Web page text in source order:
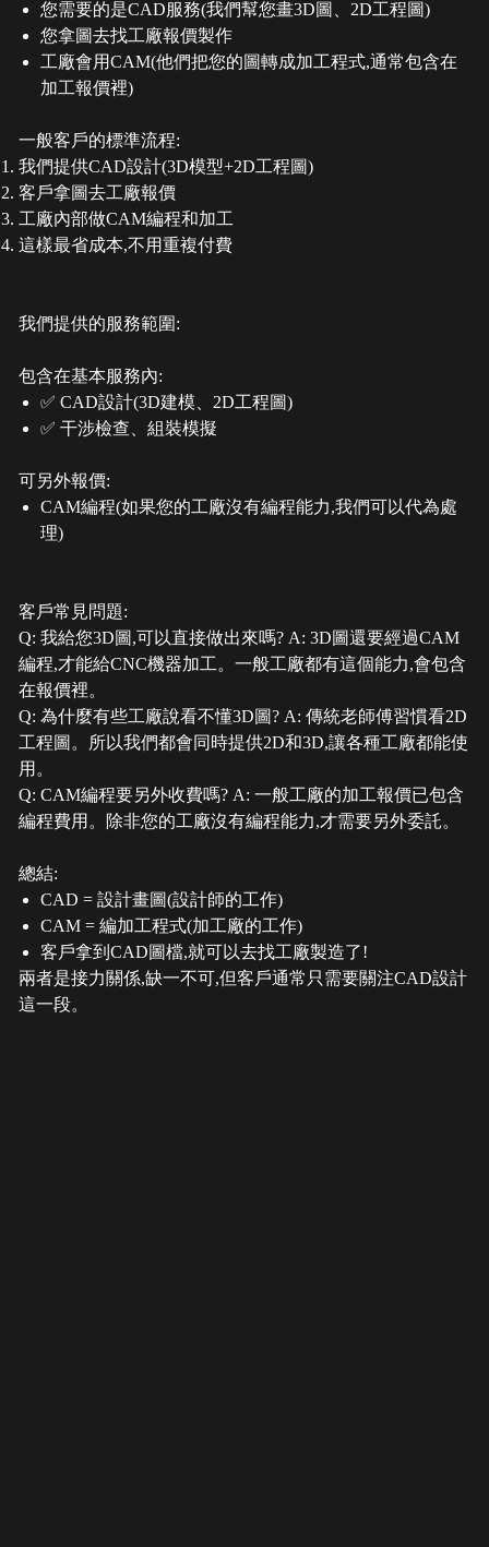
您需要的是CAD服務(我們幫您畫3D圖、2D工程圖)
您拿圖去找工廠報價製作
工廠會用CAM(他們把您的圖轉成加工程式,通常包含在
加工報價裡)
一般客戶的標準流程:
我們提供CAD設計(3D模型+2D工程圖)
客戶拿圖去工廠報價
工廠內部做CAM編程和加工
這樣最省成本,不用重複付費
我們提供的服務範圍:
包含在基本服務內:
✅ CAD設計(3D建模、2D工程圖)
✅ 干涉檢查、組裝模擬
可另外報價:
CAM編程(如果您的工廠沒有編程能力,我們可以代為處
理)
客戶常見問題:
Q: 我給您3D圖,可以直接做出來嗎? A: 3D圖還要經過CAM
編程,才能給CNC機器加工。一般工廠都有這個能力,會包含
在報價裡。
Q: 為什麼有些工廠說看不懂3D圖? A: 傳統老師傅習慣看2D
工程圖。所以我們都會同時提供2D和3D,讓各種工廠都能使
用。
Q: CAM編程要另外收費嗎? A: 一般工廠的加工報價已包含
編程費用。除非您的工廠沒有編程能力,才需要另外委託。
總結:
CAD = 設計畫圖(設計師的工作)
CAM = 編加工程式(加工廠的工作)
客戶拿到CAD圖檔,就可以去找工廠製造了!
兩者是接力關係,缺一不可,但客戶通常只需要關注CAD設計
這一段。